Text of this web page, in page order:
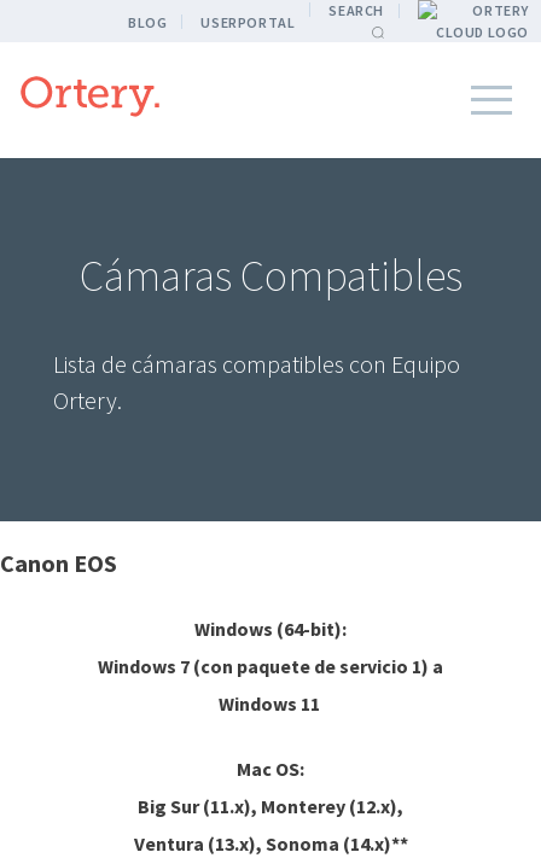
BLOG USERPORTAL
SEARCH
Cámaras Compatibles
Lista de cámaras compatibles con Equipo
Ortery.
Canon EOS
Windows (64-bit):
Windows 7 (con paquete de servicio 1) a
Windows 11
Mac OS:
Big Sur (11.x), Monterey (12.x),
Ventura (13.x), Sonoma (14.x)**